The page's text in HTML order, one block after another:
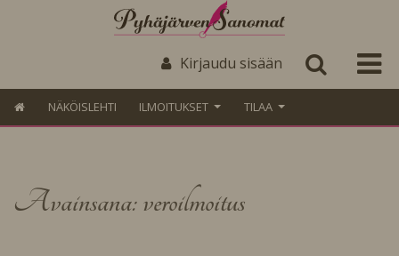
Kirjaudu sisään
NÄKÖISLEHTI ILMOITUKSET TILAA
Avainsana: veroilmoitus